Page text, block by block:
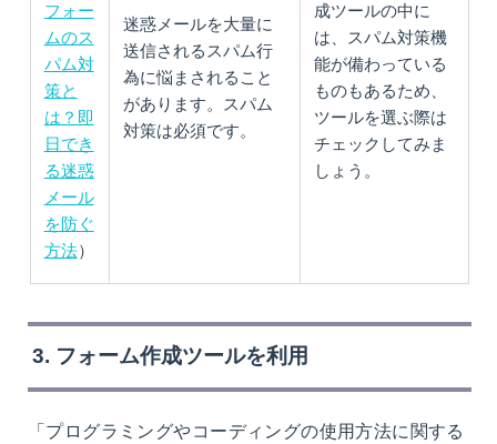
フォー
ムのス
パム対
策と
は？即
日でき
る迷惑
メール
を防ぐ
方法）
迷惑メールを大量に
送信されるスパム行
為に悩まされること
があります。スパム
対策は必須です。
成ツールの中に
は、スパム対策機
能が備わっている
ものもあるため、
ツールを選ぶ際は
チェックしてみま
しょう。
3. フォーム作成ツールを利用
「プログラミングやコーディングの使用方法に関する